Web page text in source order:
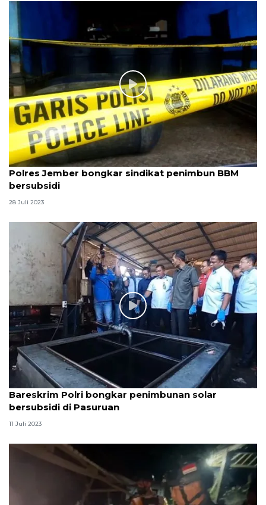
Polres Jember bongkar sindikat penimbun BBM
bersubsidi
28 Juli 2023
Bareskrim Polri bongkar penimbunan solar
bersubsidi di Pasuruan
11 Juli 2023